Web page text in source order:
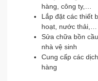
hàng, công ty,…
Lắp đặt các thiết
hoạt, nước thải,…
Sửa chữa bồn
nhà vệ sinh
Cung cấp các
hàng